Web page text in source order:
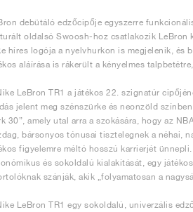
debütáló edzőcipője egyszerre
oldalsó Swoosh-hoz csatlakozik LeBron
híres logója a nyelvhurkon is megjelenik, és
aláírása is rákerült a kényelmes
LeBron TR1 a játékos 22. szignatúr
jelent meg szénszürke és neonzöld
30”, amely utal arra a szokására, hogy az
bársonyos tónusai tisztelegnek a néhai,
figyelemre méltó hosszú karrierjét
és sokoldalú kialakítását, egy
szánják, akik „folyamatosan a
LeBron TR1 egy sokoldalú, univerzális